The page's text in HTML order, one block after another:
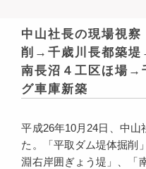
中山社長の現場視
削→千歳川長都築
南長沼４工区ほ場→
グ車庫新築
平成26年10月24日、中山
た。「平取ダム堤体掘削
淵右岸囲ぎょう堤」、「